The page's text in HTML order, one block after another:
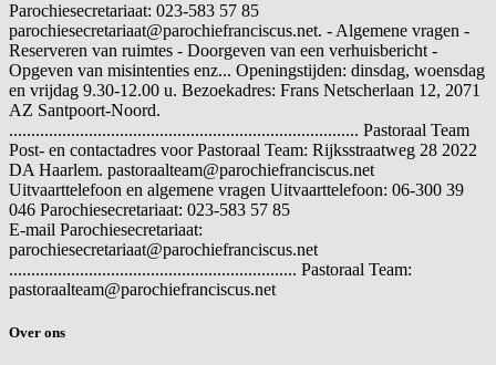
Parochiesecretariaat: 023-583 57 85
parochiesecretariaat@parochiefranciscus.net. - Algemene vragen -
Reserveren van ruimtes - Doorgeven van een verhuisbericht -
Opgeven van misintenties enz... Openingstijden: dinsdag, woensdag
en vrijdag 9.30-12.00 u. Bezoekadres: Frans Netscherlaan 12, 2071
AZ Santpoort-Noord.
............................................................................... Pastoraal Team
Post- en contactadres voor Pastoraal Team: Rijksstraatweg 28 2022
DA Haarlem. pastoraalteam@parochiefranciscus.net
Uitvaarttelefoon en algemene vragen Uitvaarttelefoon: 06-300 39
046 Parochiesecretariaat: 023-583 57 85
E-mail Parochiesecretariaat:
parochiesecretariaat@parochiefranciscus.net
................................................................. Pastoraal Team:
pastoraalteam@parochiefranciscus.net
Over ons